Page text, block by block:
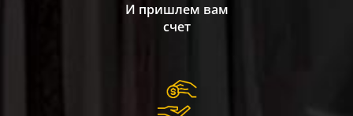
И пришлем вам
счет